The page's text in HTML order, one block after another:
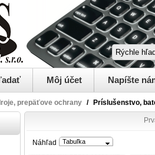
Môj účet Napíšte
prepäťove ochrany / Príslušenstvo,
Náhľad Tabuľka